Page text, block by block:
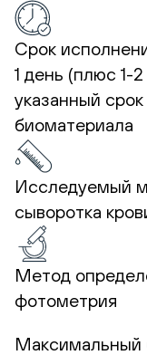
Срок
1 день (плюс 1-
указанный
биоматериала
Исследуемый
сыворотка
Метод
фотометрия
Максимальный